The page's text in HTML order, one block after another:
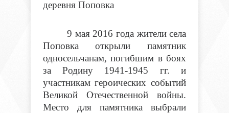
деревня Поповка
9 мая 2016 года жители села
Поповка открыли памятник
односельчанам, погибшим в боях
за Родину 1941-1945 гг. и
участникам героических событий
Великой Отечественной войны.
Место для памятника выбрали